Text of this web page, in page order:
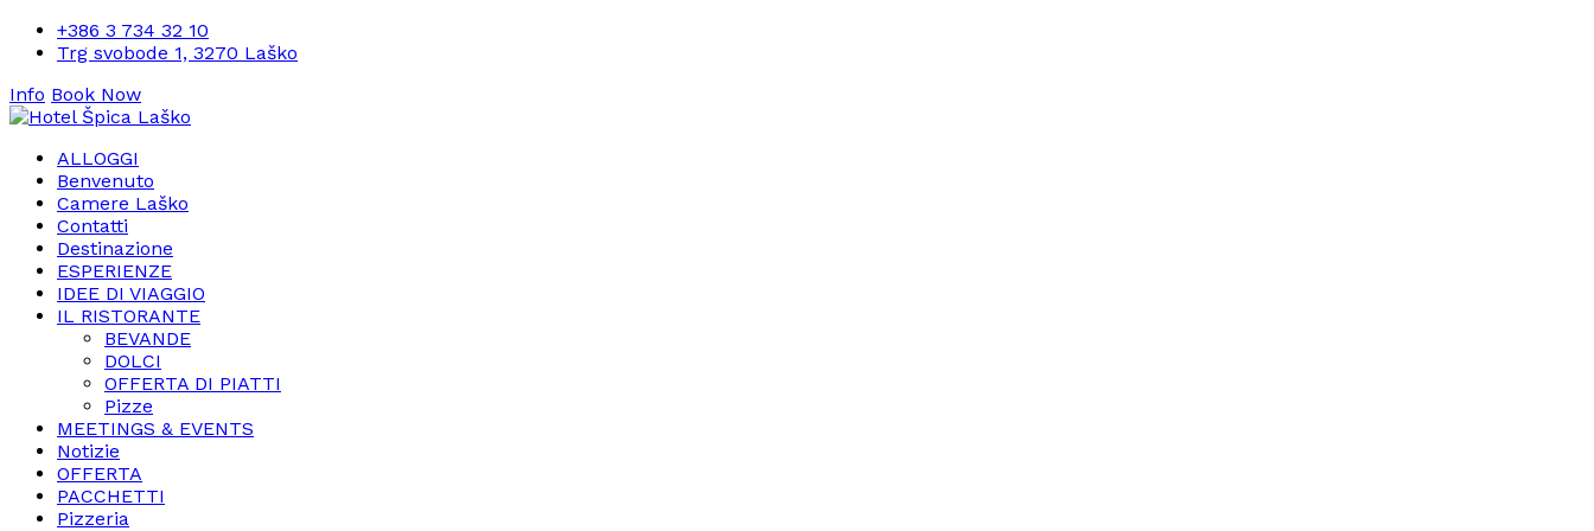
+386 3 734 32 10
Trg svobode 1, 3270 Laško
Info Book Now
ALLOGGI
Benvenuto
Camere Laško
Contatti
Destinazione
ESPERIENZE
IDEE DI VIAGGIO
IL RISTORANTE
BEVANDE
DOLCI
OFFERTA DI PIATTI
Pizze
MEETINGS & EVENTS
Notizie
OFFERTA
PACCHETTI
Pizzeria